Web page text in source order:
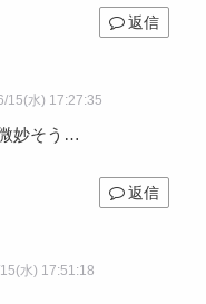
返信
15(水) 17:27:35
妙そう…
返信
水) 17:51:18